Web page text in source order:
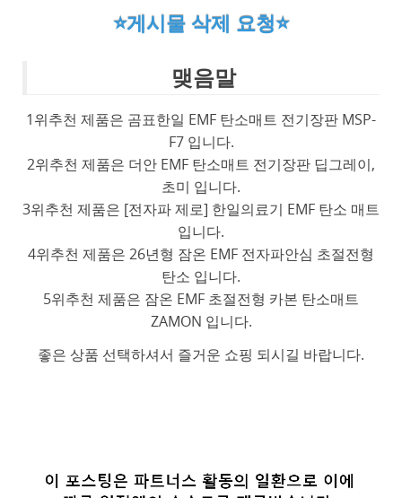
⭐게시물 삭제 요청⭐
맺음말
1위추천 제품은 곰표한일 EMF 탄소매트 전기장판 MSP-
F7 입니다.
2위추천 제품은 더안 EMF 탄소매트 전기장판 딥그레이,
초미 입니다.
3위추천 제품은 [전자파 제로] 한일의료기 EMF 탄소 매트
입니다.
4위추천 제품은 26년형 잠온 EMF 전자파안심 초절전형
탄소 입니다.
5위추천 제품은 잠온 EMF 초절전형 카본 탄소매트
ZAMON 입니다.
좋은 상품 선택하셔서 즐거운 쇼핑 되시길 바랍니다.